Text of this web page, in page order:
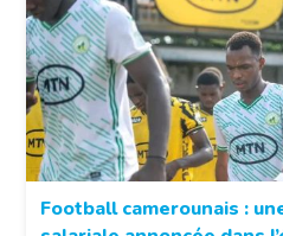
Football camerounais :